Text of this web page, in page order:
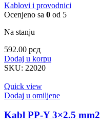
Kablovi i provodnici
Ocenjeno sa 0 od 5
Na stanju
592.00 рсд
Dodaj u korpu
SKU: 22020
Quick view
Dodaj u omiljene
Kabl PP-Y 3×2.5 mm2